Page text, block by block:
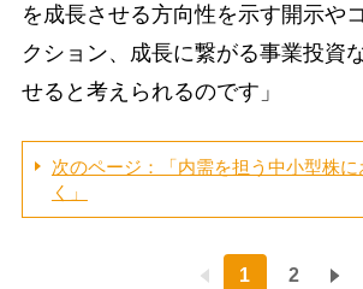
を成長させる方向性を示す開示や
クション、成長に繋がる事業投資
せると考えられるのです」
次のページ：「内需を担う中小型株
く」
1 2